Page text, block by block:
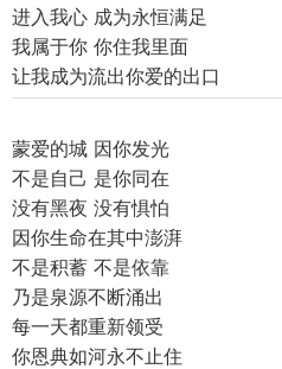
进入我心 成为永恒满足
我属于你 你住我里面
让我成为流出你爱的出口
蒙爱的城 因你发光
不是自己 是你同在
没有黑夜 没有惧怕
因你生命在其中澎湃
不是积蓄 不是依靠
乃是泉源不断涌出
每一天都重新领受
你恩典如河永不止住